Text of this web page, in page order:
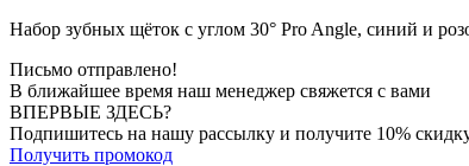
Набор зубных щёток с углом 30° Pro Angle, синий и
Письмо отправлено!
В ближайшее время наш менеджер свяжется с вами
ВПЕРВЫЕ ЗДЕСЬ?
Подпишитесь на нашу рассылку и получите 10%
Получить промокод